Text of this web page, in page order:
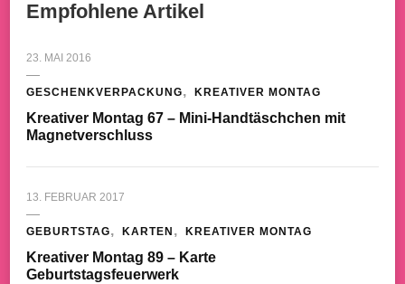
Empfohlene Artikel
23. MAI 2016
GESCHENKVERPACKUNG KREATIVER MONTAG
Kreativer Montag 67 – Mini-Handtäschchen mit
Magnetverschluss
13. FEBRUAR 2017
GEBURTSTAG KARTEN KREATIVER MONTAG
Kreativer Montag 89 – Karte
Geburtstagsfeuerwerk